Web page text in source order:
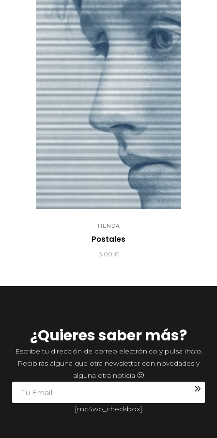
TIENDA
Postales
3.00 €
¿Quieres saber más?
Escribe tu dirección de correo electrónico y pulsa Intro.
Recibirás alguna que otra newsletter con novedades y
alguna otra noticia 🙂
[mc4wp_checkbox]